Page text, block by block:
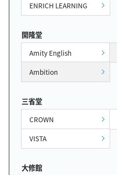
ENRICH LEARNING
開隆堂
Amity English
Ambition
三省堂
CROWN
VISTA
大修館